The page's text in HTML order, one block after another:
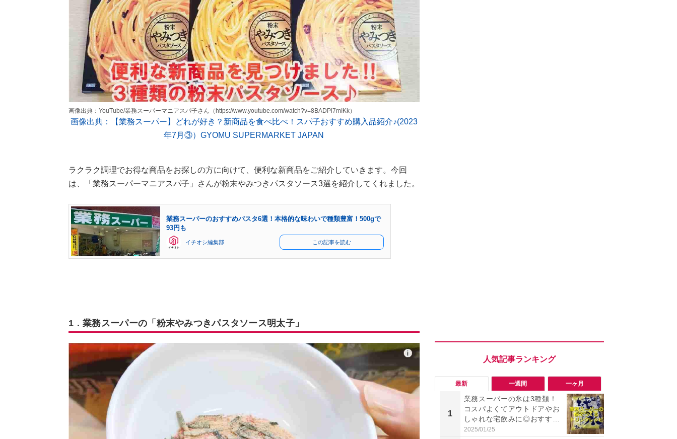
画像出典：YouTube/業務スーパーマニアスパ子さん（https://www.youtube.com/watch?v=8BADPi7mIKk）
画像出典：【業務スーパー】どれが好き？新商品を食べ比べ！スパ子おすすめ購入品紹介♪(2023
年7月③）GYOMU SUPERMARKET JAPAN
ラクラク調理でお得な商品をお探しの方に向けて、便利な新商品をご紹介していきます。今回
は、「業務スーパーマニアスパ子」さんが粉末やみつきパスタソース3選を紹介してくれました。
業務スーパーのおすすめパスタ6選！本格的な味わいで種類豊富！500gで
93円も
イチオシ編集部 この記事を読む
1．業務スーパーの「粉末やみつきパスタソース明太子」
最新 一週間 一ヶ月
1
業務スーパーの氷は3種類！
コスパよくてアウトドアやお
しゃれな宅飲みに◎おすすめ
は2kg「純氷 オーロラアイ
2025/01/25